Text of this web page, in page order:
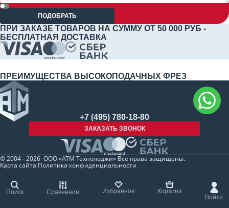
Поиск Сравнение Избранное
Корзина
Войти
ПОДОБРАТЬ
ПРИ ЗАКАЗЕ ТОВАРОВ НА СУММУ ОТ 50 000 РУБ -
БЕСПЛАТНАЯ ДОСТАВКА
ПРЕИМУЩЕСТВА ВЫСОКОПОДАЧНЫХ ФРЕЗ
+7 (495) 780-18-80
ЗАКАЗАТЬ ЗВОНОК
© 2004 - 2026 ООО «АТМ Технолоджи» Все права защищены.
Карта сайта Политика конфиденциальности